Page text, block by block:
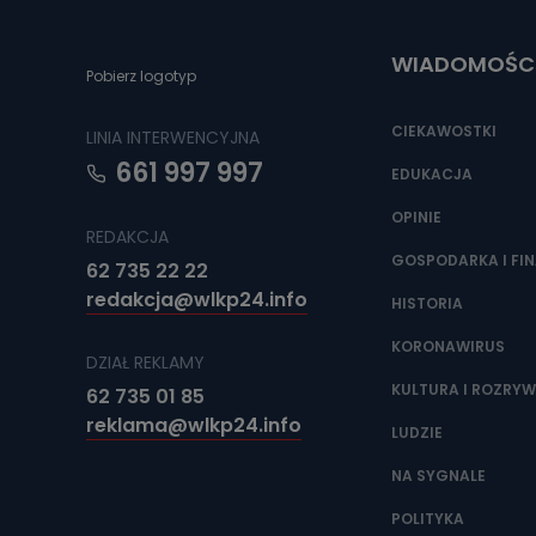
Jakie
Państwa (lub
źródeł
oraz partnerzy
Jak
Można to
Pobierz logotyp
LINIA INTERWENCYJNA
661 997 997
REDAKCJA
62 735 22 22
redakcja@wlkp24.info
DZIAŁ REKLAMY
62 735 01 85
reklama@wlkp24.info
CIEKAWOSTKI
EDUKACJA
OPINIE
GOSPODARKA I
HISTORIA
KORONAWIRUS
KULTURA I
LUDZIE
NA SYGNALE
POLITYKA